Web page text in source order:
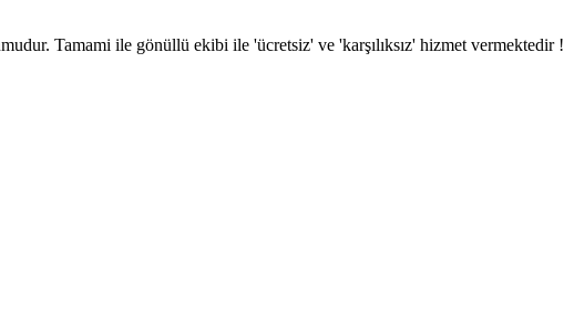
Tamami ile gönüllü ekibi ile 'ücretsiz' ve 'karşılıksız' hizmet vermektedir !